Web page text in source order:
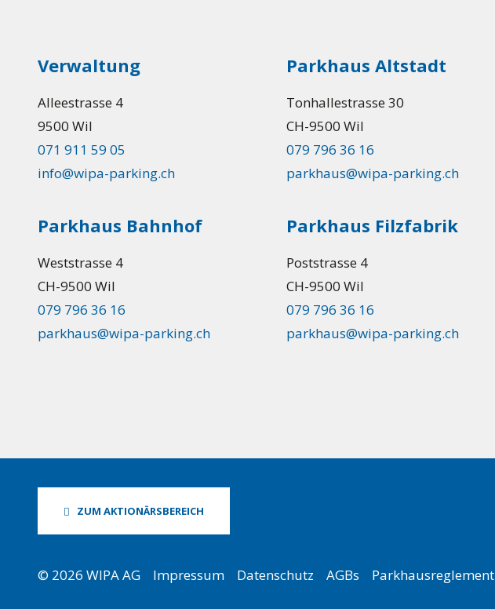
Verwaltung
Alleestrasse 4
9500 Wil
071 911 59 05
info@wipa-parking.ch
Parkhaus Bahnhof
Weststrasse 4
CH-9500 Wil
079 796 36 16
parkhaus@wipa-parking.ch
Parkhaus Altstadt
Tonhallestrasse 30
CH-9500 Wil
079 796 36 16
parkhaus@wipa-parking.ch
Parkhaus Filzfabrik
Poststrasse 4
CH-9500 Wil
079 796 36 16
parkhaus@wipa-parking.ch
ZUM AKTIONÄRSBEREICH
© 2026 WIPA AG Impressum Datenschutz AGBs Parkhausreglement